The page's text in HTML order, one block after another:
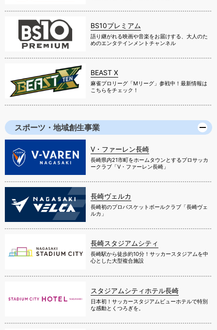
BS10プレミアム
語り継がれる映画や音楽をお届けする、大人のた
めのエンタテインメントチャンネル
BEAST X
麻雀プロリーグ「Mリーグ」参戦中！最新情報は
こちらをチェック！
スポーツ・地域創生事業
V・ファーレン長崎
長崎県内21市町をホームタウンとするプロサッカ
ークラブ「V・ファーレン長崎」
長崎ヴェルカ
長崎初のプロバスケットボールクラブ「長崎ヴェ
ルカ」
長崎スタジアムシティ
長崎駅から徒歩約10分！サッカースタジアムを中
心とした大型複合施設
スタジアムシティホテル長崎
日本初！サッカースタジアムビューホテルで特別
な感動とくつろぎを。